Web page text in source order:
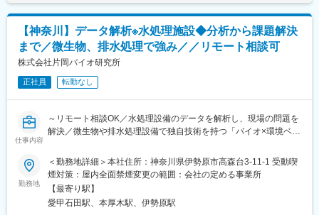
ど、幅広い選択肢が準備されています。
変更の範囲：会社の定める業務
・半導体部材向けセラミックス材料のプラズマ評価
・プラズマ計測技術の開発
・プラズマと材料との反応の解析、およびプラズマ耐性をもつ材
料開発
・技術文書作成や米国親会社への報告、学会やセミナーへの参加
などアカデミックな活動
・客先や国内グループ拠点への訪問
※現状社内には、プラズマに関する高度な専門性を有する研究者・
技術者がいないため、将来的にこの領域における第一人者になっ
ていただくことを期待しています。
■組織構成：
責任者1名（男性）、マネージャー1名（女性）、メンバー16名
（男性12名、女性4名）※うち、9名は刈谷事業所駐在です。
20代～60代まで幅広い年代のメンバーがいます。
【神奈川】データ解析※水処理施設◆分析から課題解決
まで／微生物、排水処理で強み／／リモート相談可
株式会社片岡バイオ研究所
正社員 転勤なし
仕事内容
～リモート相談OK／水処理設備のデータを解析し、現場の問題を
解決／微生物や排水処理設備で独自技術を持つ「バイオ×環境ベン
■業務内容：
◇顧客（メーカーや各種処理施設）からの現場データを解析をお
任せします。
◇排水処理の運転データ解析を通し、設備の予防保全や更なる効
勤務地
＜勤務地詳細＞本社住所：神奈川県伊勢原市高森台3-11-1 受動喫
煙対策：屋内全面禁煙変更の範囲：会社の定める事業所
【最寄り駅】
愛甲石田駅、本厚木駅、伊勢原駅